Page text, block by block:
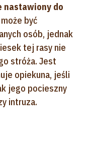
nastawiony do
być
osób, jednak
tej rasy nie
stróża. Jest
opiekuna, jeśli
jego pocieszny
intruza.